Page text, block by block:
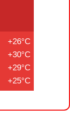
+26°C
+30°C
+29°C
+25°C